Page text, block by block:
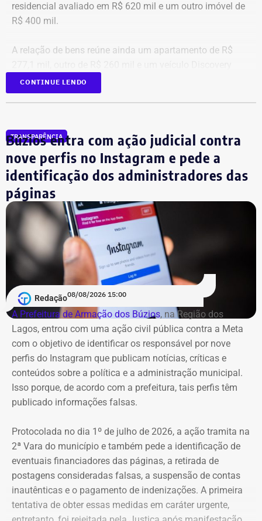
residencial avaliado em R$ 620 mil e um outro imóvel de
R$ 400 mil.
A relação de bens reúne ainda um apartamento de R$
D300, ano 2023, declarado por R$ 330 mil. Também
aparecem na lista cerca de R$ 177 mil em aplicações e
CONTINUE LENDO
TRANSPARÊNCIA
Búzios entra com ação judicial contra
nove perfis no Instagram e pede a
identificação dos administradores das
páginas
Redação08/08/2026 15:00
A Prefeitura de Armação dos Búzios, na Região dos
Lagos, entrou com uma ação civil pública contra a Meta
com o objetivo de identificar os responsável por nove
perfis do Instagram que publicam notícias, críticas e
conteúdos sobre a política e a administração municipal.
Isso porque, de acordo com a prefeitura, tais perfis têm
publicado informações falsas.
Protocolada no dia 1º de julho de 2026, a ação tramita na
2ª Vara do município e também pede a identificação de
eventuais financiadores das páginas, a retirada de
postagens consideradas falsas, a suspensão de contas
inautênticas e o pagamento de indenizações. A primeira
tentativa de obter essas medidas em caráter urgente,